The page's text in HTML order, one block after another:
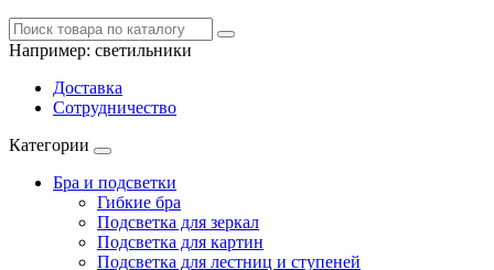
Например: светильники
Доставка
Сотрудничество
Категории
Бра и подсветки
Гибкие бра
Подсветка для зеркал
Подсветка для картин
Подсветка для лестниц и ступеней